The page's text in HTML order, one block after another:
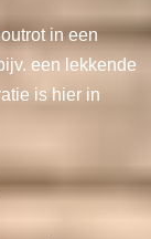
in een
een lekkende
is hier in